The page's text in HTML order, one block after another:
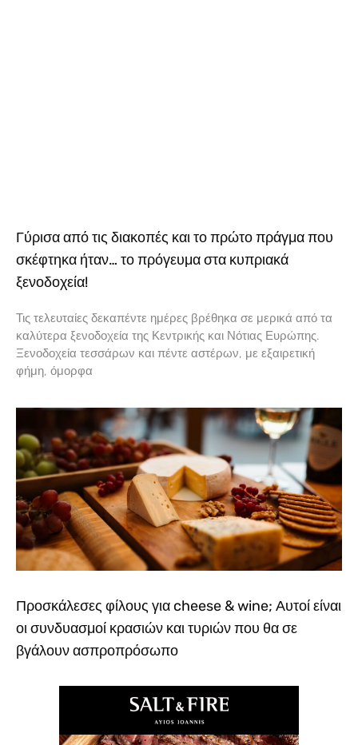
Γύρισα από τις διακοπές και το πρώτο πράγμα που
σκέφτηκα ήταν… το πρόγευμα στα κυπριακά
ξενοδοχεία!
Τις τελευταίες δεκαπέντε ημέρες βρέθηκα σε μερικά από τα
καλύτερα ξενοδοχεία της Κεντρικής και Νότιας Ευρώπης.
Ξενοδοχεία τεσσάρων και πέντε αστέρων, με εξαιρετική
φήμη, όμορφα
Προσκάλεσες φίλους για cheese & wine; Αυτοί είναι
οι συνδυασμοί κρασιών και τυριών που θα σε
βγάλουν ασπροπρόσωπο